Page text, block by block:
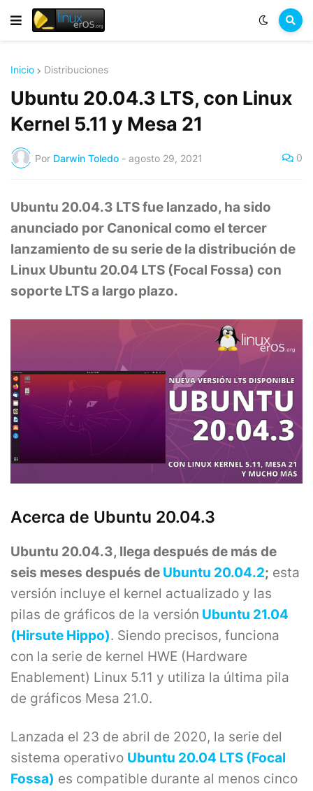
Inicio Distribuciones
Ubuntu 20.04.3 LTS, con Linux
Kernel 5.11 y Mesa 21
Por Darwin Toledo - agosto 29, 2021 0
Ubuntu 20.04.3 LTS fue lanzado, ha sido
anunciado por Canonical como el tercer
lanzamiento de su serie de la distribución de
Linux Ubuntu 20.04 LTS (Focal Fossa) con
soporte LTS a largo plazo.
Acerca de Ubuntu 20.04.3
Ubuntu 20.04.3, llega después de más de
seis meses después de Ubuntu 20.04.2; esta
versión incluye el kernel actualizado y las
pilas de gráficos de la versión Ubuntu 21.04
(Hirsute Hippo). Siendo precisos, funciona
con la serie de kernel HWE (Hardware
Enablement) Linux 5.11 y utiliza la última pila
de gráficos Mesa 21.0.
Lanzada el 23 de abril de 2020, la serie del
sistema operativo Ubuntu 20.04 LTS (Focal
Fossa) es compatible durante al menos cinco